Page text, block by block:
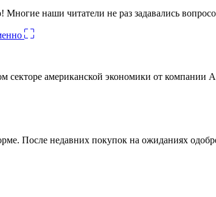
наши читатели не раз задавались
американской экономики от компании
После недавних покупок на ожиданиях